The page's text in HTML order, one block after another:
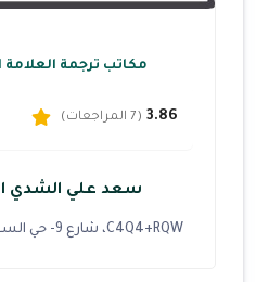
مكاتب ترجمة العلامة
3.86 (7 المراجعات)
سعد علي الشدي
C4Q4+RQW، شارع 9- حي السوق، السوق، الدمام 32242